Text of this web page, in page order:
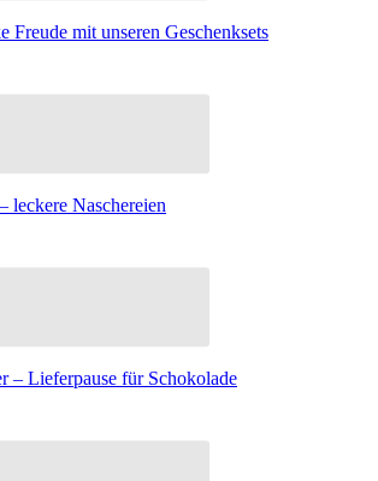
Freude mit unseren Geschenksets
leckere Naschereien
– Lieferpause für Schokolade